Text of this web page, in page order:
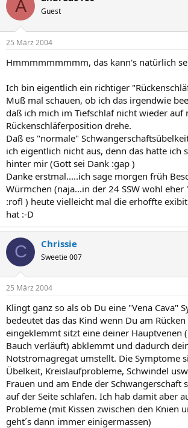
A Guest
25 März 2004
Hmmmmmmmmm, das kann's natürlich
Ich bin eigentlich ein richtiger
Muß mal schauen, ob ich das irgendwie
daß ich mich im Tiefschlaf nicht wieder auf
Rückenschläferposition drehe.
Daß es "normale"
ich eigentlich nicht aus, denn das hatte ich
hinter mir (Gott sei Dank :gap )
Danke erstmal.....ich sage morgen früh
Würmchen (naja...in der 24 SSW wohl eher
:rofl ) heute vielleicht mal die erhoffte
hat :-D
C Chrissie
Sweetie 007
25 März 2004
Klingt ganz so als ob Du eine "Vena Cava"
bedeutet das das Kind wenn Du am
eingeklemmt sitzt eine deiner Hauptvenen
Bauch verläuft) abklemmt und dadurch
Notstromagregat umstellt. Die Symptome
Übelkeit, Kreislaufprobleme, Schwindel
Frauen und am Ende der Schwangerschaft
auf der Seite schlafen. Ich hab damit aber
Probleme (mit Kissen zwischen den Knien
geht´s dann immer einigermassen)